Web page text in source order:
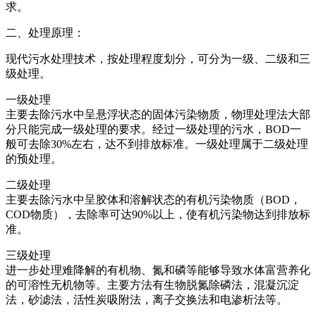
求。
二、处理原理：
现代污水处理技术，按处理程度划分，可分为一级、二级和三
级处理。
一级处理
主要去除污水中呈悬浮状态的固体污染物质，物理处理法大部
分只能完成一级处理的要求。经过一级处理的污水，BOD一
般可去除30%左右，达不到排放标准。一级处理属于二级处理
的预处理。
二级处理
主要去除污水中呈胶体和溶解状态的有机污染物质（BOD，
COD物质），去除率可达90%以上，使有机污染物达到排放标
准。
三级处理
进一步处理难降解的有机物、氮和磷等能够导致水体富营养化
的可溶性无机物等。主要方法有生物脱氮除磷法，混凝沉淀
法，砂滤法，活性炭吸附法，离子交换法和电渗析法等。